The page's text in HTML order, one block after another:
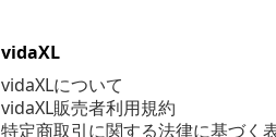
vidaXL
vidaXLについて
vidaXL販売者利用規約
特定商取引に関する法律に基づく